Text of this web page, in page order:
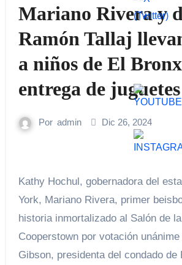
Mariano Rivera y
Ramón Tallaj
a niños de El
entrega de juguetes
Por admin Dic 26, 2024
Kathy Hochul, gobernadora del estado de Nueva
York, Mariano Rivera, primer
historia inmortalizado al Salón de
Cooperstown por votación
Gibson, presidenta del condado de